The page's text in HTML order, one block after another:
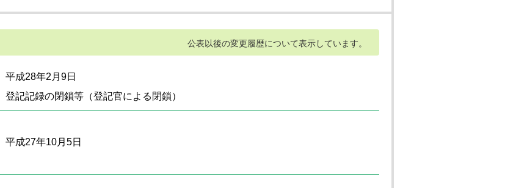
公表以後の変更履歴について表示しています。
平成28年2月9日
登記記録の閉鎖等（登記官による閉鎖）
平成27年10月5日